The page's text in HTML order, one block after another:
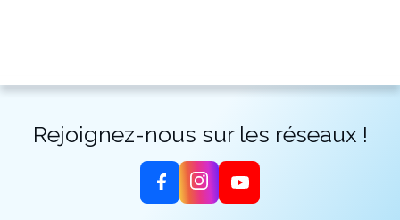
Rejoignez-nous sur les réseaux !